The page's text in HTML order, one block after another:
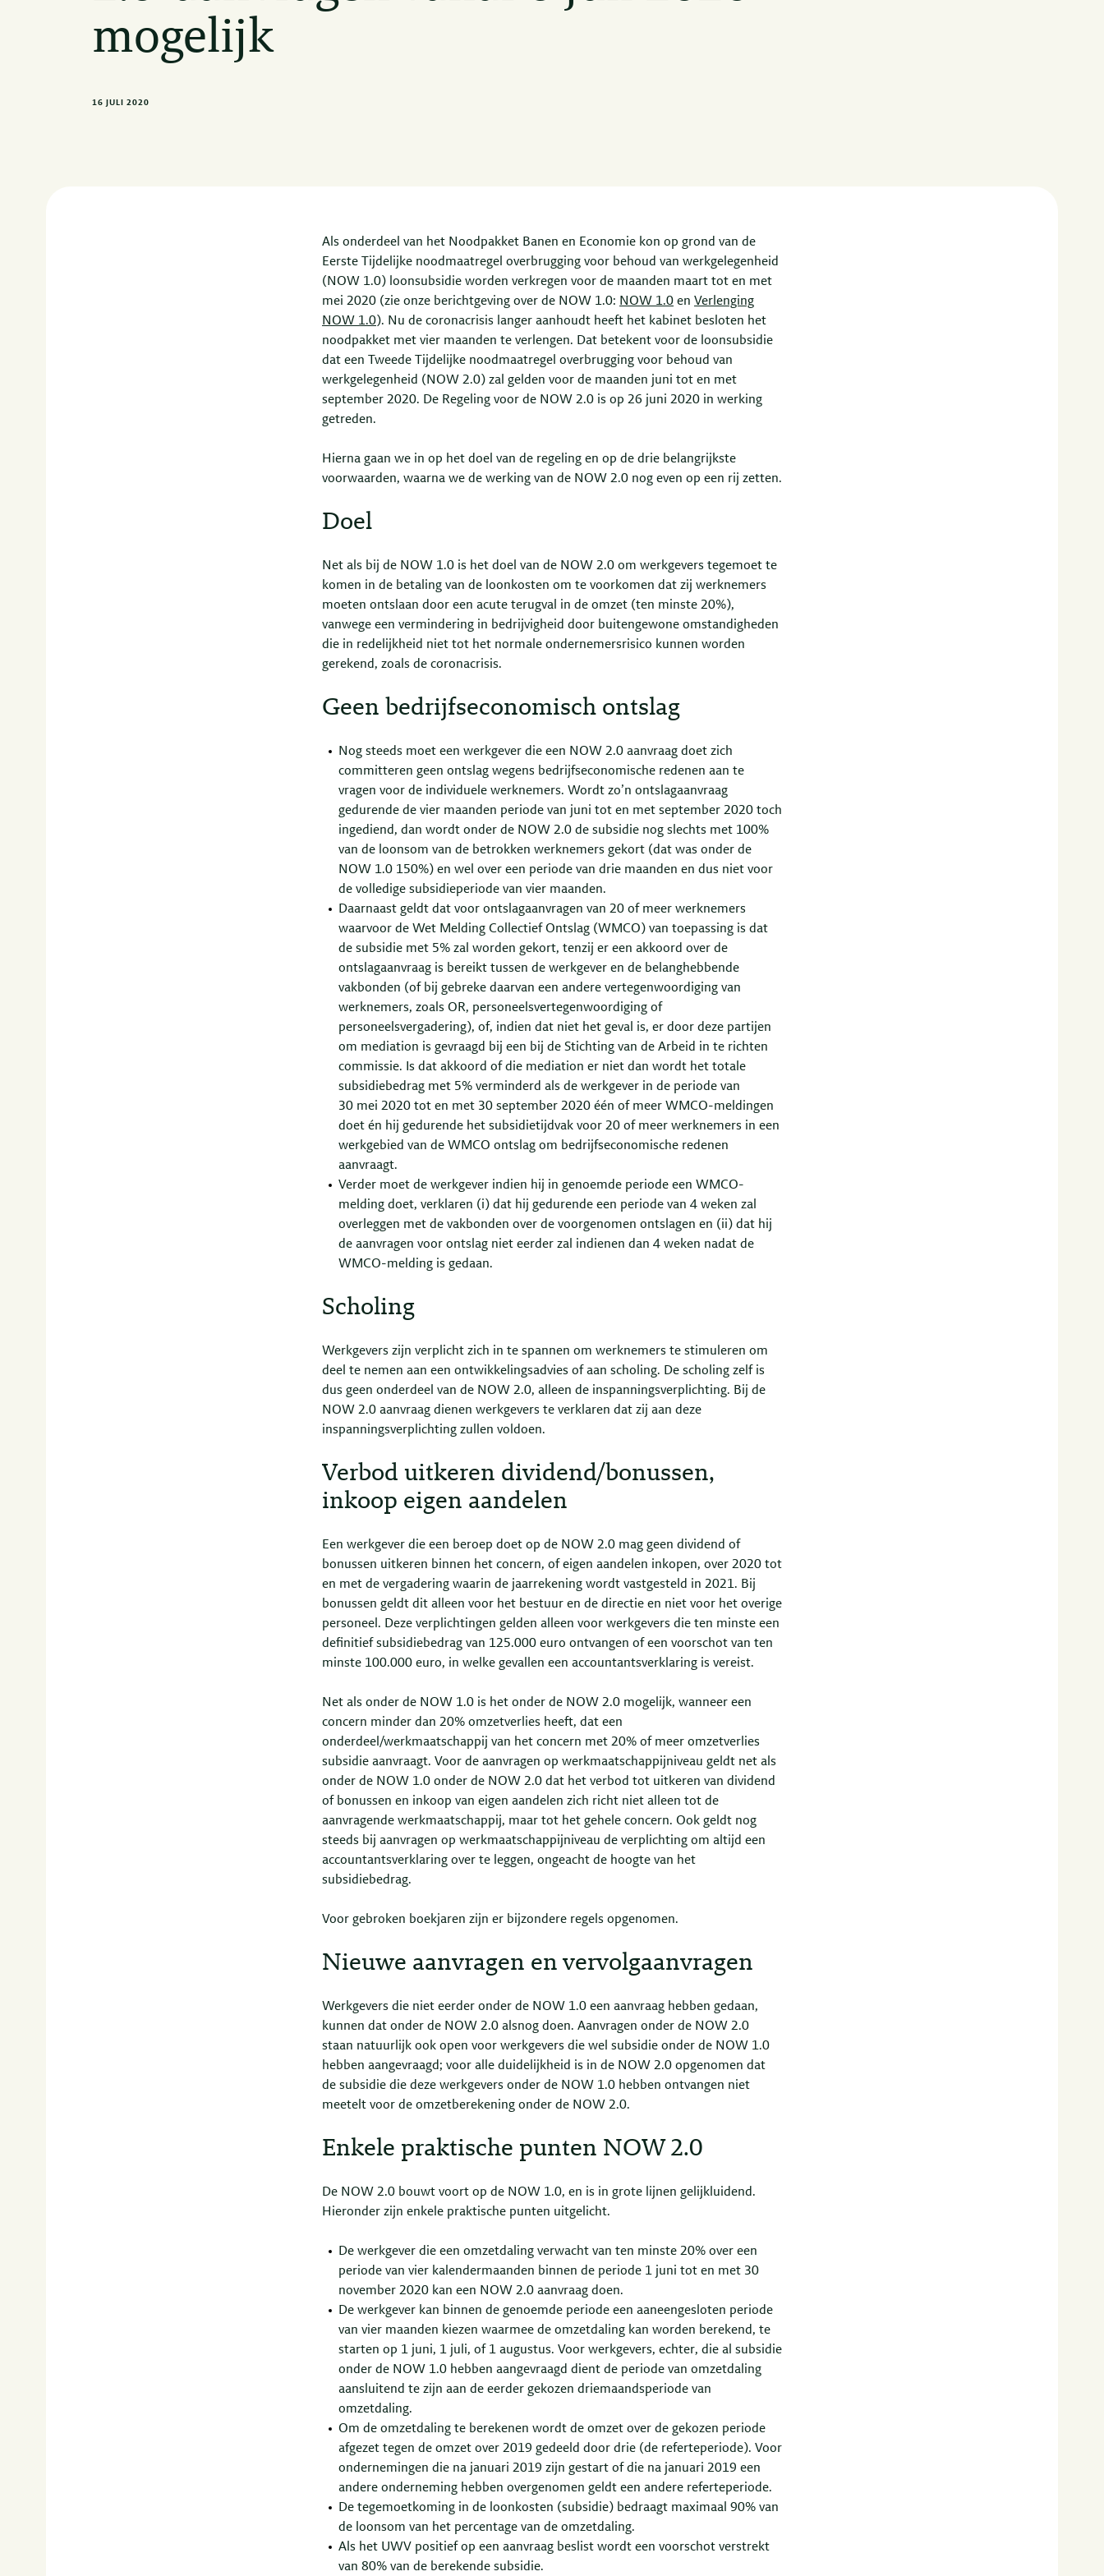
mogelijk
16 JULI 2020
Als onderdeel van het Noodpakket Banen en Economie kon op grond van de
Eerste Tijdelijke noodmaatregel overbrugging voor behoud van werkgelegenheid
(NOW 1.0) loonsubsidie worden verkregen voor de maanden maart tot en met
mei 2020 (zie onze berichtgeving over de NOW 1.0: NOW 1.0 en Verlenging
NOW 1.0). Nu de coronacrisis langer aanhoudt heeft het kabinet besloten het
noodpakket met vier maanden te verlengen. Dat betekent voor de loonsubsidie
dat een Tweede Tijdelijke noodmaatregel overbrugging voor behoud van
werkgelegenheid (NOW 2.0) zal gelden voor de maanden juni tot en met
september 2020. De Regeling voor de NOW 2.0 is op 26 juni 2020 in werking
getreden.
Hierna gaan we in op het doel van de regeling en op de drie belangrijkste
voorwaarden, waarna we de werking van de NOW 2.0 nog even op een rij zetten.
Doel
Net als bij de NOW 1.0 is het doel van de NOW 2.0 om werkgevers tegemoet te
komen in de betaling van de loonkosten om te voorkomen dat zij werknemers
moeten ontslaan door een acute terugval in de omzet (ten minste 20%),
vanwege een vermindering in bedrijvigheid door buitengewone omstandigheden
die in redelijkheid niet tot het normale ondernemersrisico kunnen worden
gerekend, zoals de coronacrisis.
Geen bedrijfseconomisch ontslag
Nog steeds moet een werkgever die een NOW 2.0 aanvraag doet zich
committeren geen ontslag wegens bedrijfseconomische redenen aan te
vragen voor de individuele werknemers. Wordt zo’n ontslagaanvraag
gedurende de vier maanden periode van juni tot en met september 2020 toch
ingediend, dan wordt onder de NOW 2.0 de subsidie nog slechts met 100%
van de loonsom van de betrokken werknemers gekort (dat was onder de
NOW 1.0 150%) en wel over een periode van drie maanden en dus niet voor
de volledige subsidieperiode van vier maanden.
Daarnaast geldt dat voor ontslagaanvragen van 20 of meer werknemers
waarvoor de Wet Melding Collectief Ontslag (WMCO) van toepassing is dat
de subsidie met 5% zal worden gekort, tenzij er een akkoord over de
ontslagaanvraag is bereikt tussen de werkgever en de belanghebbende
vakbonden (of bij gebreke daarvan een andere vertegenwoordiging van
werknemers, zoals OR, personeelsvertegenwoordiging of
personeelsvergadering), of, indien dat niet het geval is, er door deze partijen
om mediation is gevraagd bij een bij de Stichting van de Arbeid in te richten
commissie. Is dat akkoord of die mediation er niet dan wordt het totale
subsidiebedrag met 5% verminderd als de werkgever in de periode van
30 mei 2020 tot en met 30 september 2020 één of meer WMCO-meldingen
doet én hij gedurende het subsidietijdvak voor 20 of meer werknemers in een
werkgebied van de WMCO ontslag om bedrijfseconomische redenen
aanvraagt.
Verder moet de werkgever indien hij in genoemde periode een WMCO-
melding doet, verklaren (i) dat hij gedurende een periode van 4 weken zal
overleggen met de vakbonden over de voorgenomen ontslagen en (ii) dat hij
de aanvragen voor ontslag niet eerder zal indienen dan 4 weken nadat de
WMCO-melding is gedaan.
Scholing
Werkgevers zijn verplicht zich in te spannen om werknemers te stimuleren om
deel te nemen aan een ontwikkelingsadvies of aan scholing. De scholing zelf is
dus geen onderdeel van de NOW 2.0, alleen de inspanningsverplichting. Bij de
NOW 2.0 aanvraag dienen werkgevers te verklaren dat zij aan deze
inspanningsverplichting zullen voldoen.
Verbod uitkeren dividend/bonussen,
inkoop eigen aandelen
Een werkgever die een beroep doet op de NOW 2.0 mag geen dividend of
bonussen uitkeren binnen het concern, of eigen aandelen inkopen, over 2020 tot
en met de vergadering waarin de jaarrekening wordt vastgesteld in 2021. Bij
bonussen geldt dit alleen voor het bestuur en de directie en niet voor het overige
personeel. Deze verplichtingen gelden alleen voor werkgevers die ten minste een
definitief subsidiebedrag van 125.000 euro ontvangen of een voorschot van ten
minste 100.000 euro, in welke gevallen een accountantsverklaring is vereist.
Net als onder de NOW 1.0 is het onder de NOW 2.0 mogelijk, wanneer een
concern minder dan 20% omzetverlies heeft, dat een
onderdeel/werkmaatschappij van het concern met 20% of meer omzetverlies
subsidie aanvraagt. Voor de aanvragen op werkmaatschappijniveau geldt net als
onder de NOW 1.0 onder de NOW 2.0 dat het verbod tot uitkeren van dividend
of bonussen en inkoop van eigen aandelen zich richt niet alleen tot de
aanvragende werkmaatschappij, maar tot het gehele concern. Ook geldt nog
steeds bij aanvragen op werkmaatschappijniveau de verplichting om altijd een
accountantsverklaring over te leggen, ongeacht de hoogte van het
subsidiebedrag.
Voor gebroken boekjaren zijn er bijzondere regels opgenomen.
Nieuwe aanvragen en vervolgaanvragen
Werkgevers die niet eerder onder de NOW 1.0 een aanvraag hebben gedaan,
kunnen dat onder de NOW 2.0 alsnog doen. Aanvragen onder de NOW 2.0
staan natuurlijk ook open voor werkgevers die wel subsidie onder de NOW 1.0
hebben aangevraagd; voor alle duidelijkheid is in de NOW 2.0 opgenomen dat
de subsidie die deze werkgevers onder de NOW 1.0 hebben ontvangen niet
meetelt voor de omzetberekening onder de NOW 2.0.
Enkele praktische punten NOW 2.0
De NOW 2.0 bouwt voort op de NOW 1.0, en is in grote lijnen gelijkluidend.
Hieronder zijn enkele praktische punten uitgelicht.
De werkgever die een omzetdaling verwacht van ten minste 20% over een
periode van vier kalendermaanden binnen de periode 1 juni tot en met 30
november 2020 kan een NOW 2.0 aanvraag doen.
De werkgever kan binnen de genoemde periode een aaneengesloten periode
van vier maanden kiezen waarmee de omzetdaling kan worden berekend, te
starten op 1 juni, 1 juli, of 1 augustus. Voor werkgevers, echter, die al subsidie
onder de NOW 1.0 hebben aangevraagd dient de periode van omzetdaling
aansluitend te zijn aan de eerder gekozen driemaandsperiode van
omzetdaling.
Om de omzetdaling te berekenen wordt de omzet over de gekozen periode
afgezet tegen de omzet over 2019 gedeeld door drie (de referteperiode). Voor
ondernemingen die na januari 2019 zijn gestart of die na januari 2019 een
andere onderneming hebben overgenomen geldt een andere referteperiode.
De tegemoetkoming in de loonkosten (subsidie) bedraagt maximaal 90% van
de loonsom van het percentage van de omzetdaling.
Als het UWV positief op een aanvraag beslist wordt een voorschot verstrekt
van 80% van de berekende subsidie.